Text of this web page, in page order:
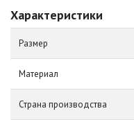
Характеристики
Размер
Материал
Страна производства